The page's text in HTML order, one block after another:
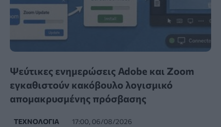
Ψεύτικες ενημερώσεις Adobe και Zoom
εγκαθιστούν κακόβουλο λογισμικό
απομακρυσμένης πρόσβασης
ΤΕΧΝΟΛΟΓΊΑ 17:00, 06/08/2026